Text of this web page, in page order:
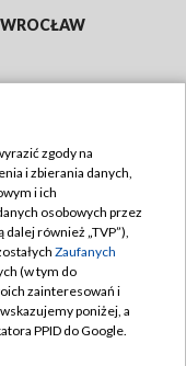
WROCŁAW
zgody na
i zbierania danych,
i ich
osobowych przez
dalej również „TVP”),
Zaufanych
(w tym do
zainteresowań i
poniżej, a
PPID do Google.